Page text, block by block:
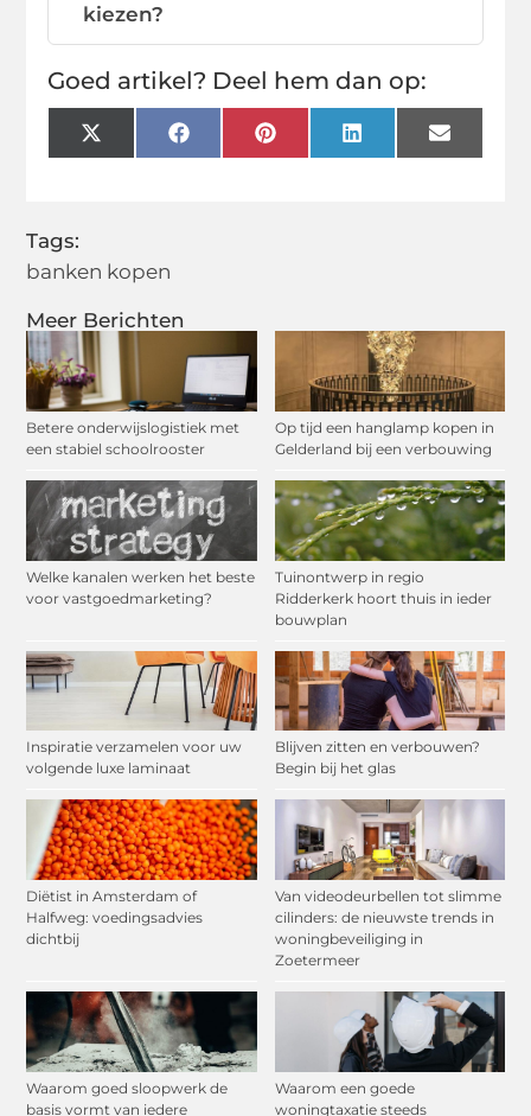
Meer Berichten
Betere onderwijslogistiek met
een stabiel schoolrooster
Op tijd een hanglamp kopen in
Gelderland bij een verbouwing
Welke kanalen werken het beste
voor vastgoedmarketing?
Tuinontwerp in regio
Ridderkerk hoort thuis in ieder
bouwplan
Inspiratie verzamelen voor uw
volgende luxe laminaat
Blijven zitten en verbouwen?
Begin bij het glas
Diëtist in Amsterdam of
Halfweg: voedingsadvies
dichtbij
Van videodeurbellen tot slimme
cilinders: de nieuwste trends in
woningbeveiliging in
Zoetermeer
Waarom goed sloopwerk de
basis vormt van iedere
Waarom een goede
woningtaxatie steeds
kiezen?
Goed artikel? Deel hem dan op:
X
(Twitter)
FacebookPinterestLinkedInEmail
Tags:
banken kopen